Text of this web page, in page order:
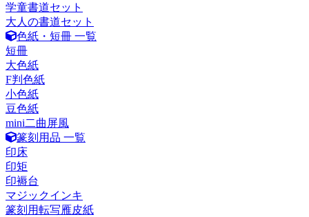
学童書道セット
大人の書道セット
色紙・短冊 一覧
短冊
大色紙
F判色紙
小色紙
豆色紙
mini二曲屏風
篆刻用品 一覧
印床
印矩
印褥台
マジックインキ
篆刻用転写雁皮紙